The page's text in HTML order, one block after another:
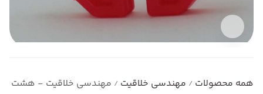
همه محصولات / مهندسی خلاقیت / مهندسی خلاقیت - هشت پر